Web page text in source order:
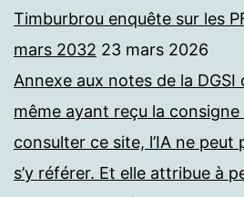
Timburbrou enquête sur les
mars 2032 23 mars 2026
Annexe aux notes de la DGSI
même ayant reçu la consigne
consulter ce site, l’IA ne peut
s’y référer. Et elle attribue à